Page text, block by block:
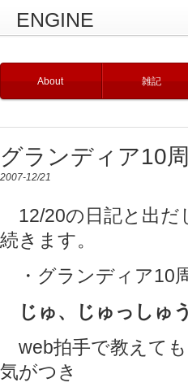
ENGINE
About 雑記
グランディア10
2007-12/21
12/20の日記と出だ
続きます。
・グランディア10
じゅ、じゅっしゅ
web拍手で教えて
気がつき